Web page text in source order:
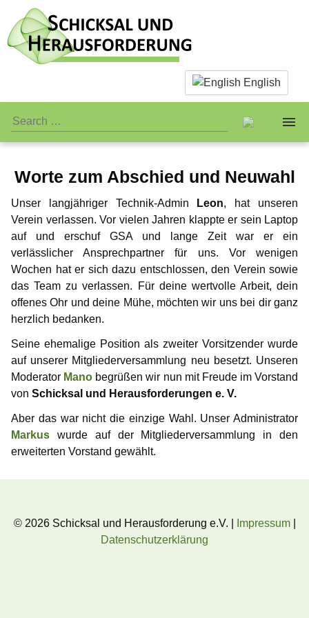
English
The Team
Standards
Association
Contributors
Facts & Infos
What is actually paedophilia?
Why we reject sex with children
Thoughts on childlove symbolism
Doubly affected
FAQ – Frequently Asked Questions
Personal Stuff
Jay-Jay
NewMan
Marco
Markus
Klase
Publicity
Information for media representatives
Events
Educational services
Gedanken einer Anwältin
Where i can find help?
Forum
Archiv
Worte zum Abschied und Neuwahl
Unser langjähriger Technik-Admin Leon, hat unseren
Verein verlassen. Vor vielen Jahren klappte er sein Laptop
auf und erschuf GSA und lange Zeit war er ein
verlässlicher Ansprechpartner für uns. Vor wenigen
Wochen hat er sich dazu entschlossen, den Verein sowie
das Team zu verlassen. Für deine wertvolle Arbeit, dein
offenes Ohr und deine Mühe, möchten wir uns bei dir ganz
herzlich bedanken.
Seine ehemalige Position als zweiter Vorsitzender wurde
auf unserer Mitgliederversammlung neu besetzt. Unseren
Moderator Mano begrüßen wir nun mit Freude im Vorstand
von Schicksal und Herausforderungen e. V.
Aber das war nicht die einzige Wahl. Unser Administrator
Markus wurde auf der Mitgliederversammlung in den
erweiterten Vorstand gewählt.
© 2026 Schicksal und Herausforderung e.V. | Impressum|
Datenschutzerklärung